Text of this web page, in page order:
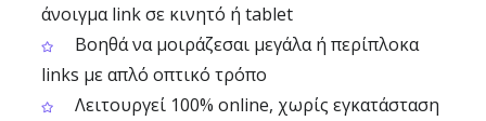
άνοιγμα link σε κινητό ή tablet
Βοηθά να μοιράζεσαι μεγάλα ή περίπλοκα
links με απλό οπτικό τρόπο
Λειτουργεί 100% online, χωρίς εγκατάσταση